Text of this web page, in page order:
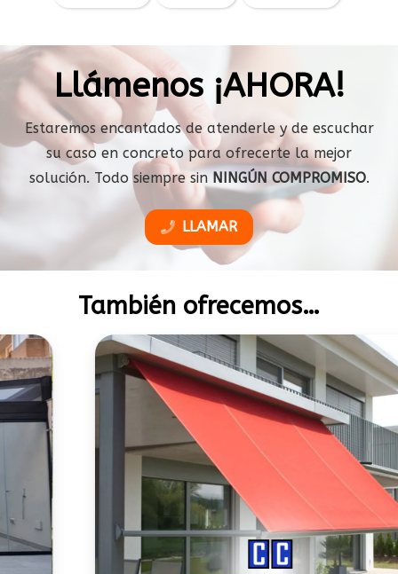
Llámenos ¡AHORA!
Estaremos encantados de atenderle y de escuchar
su caso en concreto para ofrecerte la mejor
solución. Todo siempre sin NINGÚN COMPROMISO.
LLAMAR
También ofrecemos…